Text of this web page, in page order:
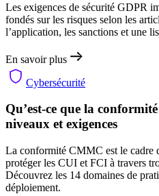
Les exigences de sécurité GDPR
fondés sur les risques selon les
l’application, les sanctions et une
En savoir plus
Cybersécurité
Qu’est-ce que la
niveaux et exigences
La conformité CMMC est le cadre
protéger les CUI et FCI à travers
Découvrez les 14 domaines de
déploiement.